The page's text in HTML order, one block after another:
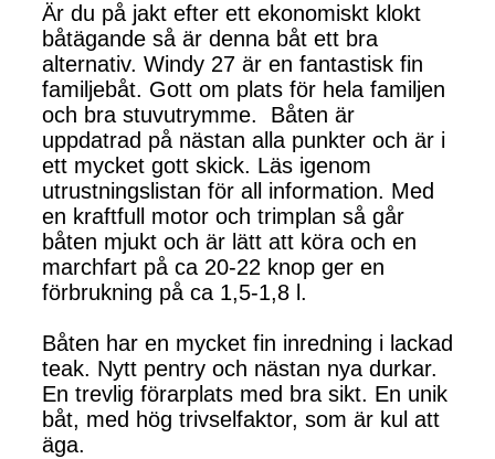
Är du på jakt efter ett ekonomiskt klokt
båtägande så är denna båt ett bra
alternativ. Windy 27 är en fantastisk fin
familjebåt. Gott om plats för hela familjen
och bra stuvutrymme. Båten är
uppdatrad på nästan alla punkter och är i
ett mycket gott skick. Läs igenom
utrustningslistan för all information. Med
en kraftfull motor och trimplan så går
båten mjukt och är lätt att köra och en
marchfart på ca 20-22 knop ger en
förbrukning på ca 1,5-1,8 l.
Båten har en mycket fin inredning i lackad
teak. Nytt pentry och nästan nya durkar.
En trevlig förarplats med bra sikt. En unik
båt, med hög trivselfaktor, som är kul att
äga.